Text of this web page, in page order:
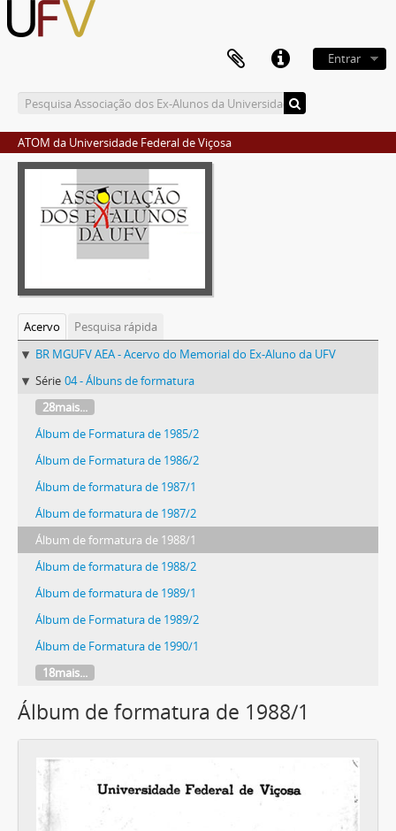
Entrar
ATOM da Universidade Federal de Viçosa
Acervo
Pesquisa rápida
BR MGUFV AEA - Acervo do Memorial do Ex-Aluno da UFV
Série 04 - Álbuns de formatura
28mais...
Álbum de Formatura de 1985/2
Álbum de Formatura de 1986/2
Álbum de formatura de 1987/1
Álbum de formatura de 1987/2
Álbum de formatura de 1988/1
Álbum de formatura de 1988/2
Álbum de formatura de 1989/1
Álbum de Formatura de 1989/2
Álbum de Formatura de 1990/1
18mais...
Álbum de formatura de 1988/1